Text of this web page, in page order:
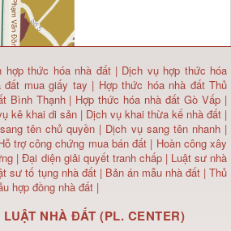
hợp thức hóa nhà đất| Dịch vụ hợp thức hóa
đất mua giấy tay | Hợp thức hóa nhà đất Thủ
Bình Thạnh | Hợp thức hóa nhà đất Gò Vấp |
kê khai di sản | Dịch vụ khai thừa kế nhà đất |
tên chủ quyền | Dịch vụ sang tên nhanh |
trợ công chứng mua bán đất | Hoàn công xây
|Đại diện giải quyết tranh chấp | Luật sư nhà
sư tố tụng nhà đất | Bản án mẫu nhà đất|Thủ
hợp đồng nhà đất |
NHÀ ĐẤT (PL. CENTER)